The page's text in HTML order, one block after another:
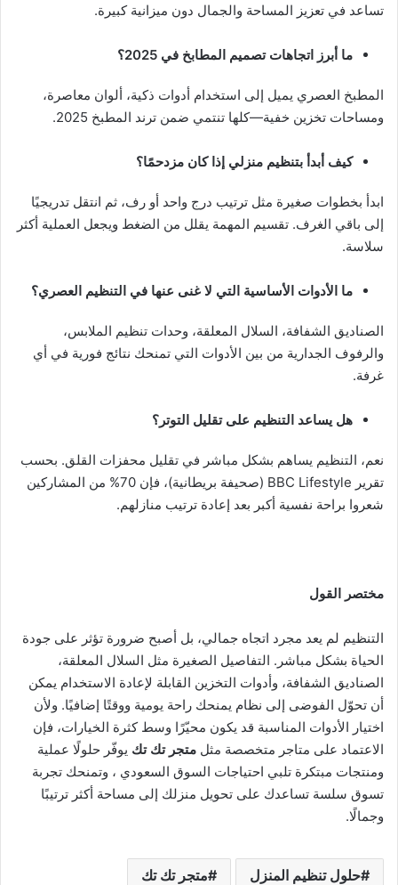
تساعد في تعزيز المساحة والجمال دون ميزانية كبيرة.
ما أبرز اتجاهات تصميم المطابخ في 2025؟
المطبخ العصري يميل إلى استخدام أدوات ذكية، ألوان معاصرة،
ومساحات تخزين خفية—كلها تنتمي ضمن ترند المطبخ 2025.
كيف أبدأ بتنظيم منزلي إذا كان مزدحمًا؟
ابدأ بخطوات صغيرة مثل ترتيب درج واحد أو رف، ثم انتقل تدريجيًا
إلى باقي الغرف. تقسيم المهمة يقلل من الضغط ويجعل العملية أكثر
سلاسة.
ما الأدوات الأساسية التي لا غنى عنها في التنظيم العصري؟
الصناديق الشفافة، السلال المعلقة، وحدات تنظيم الملابس،
والرفوف الجدارية من بين الأدوات التي تمنحك نتائج فورية في أي
غرفة.
هل يساعد التنظيم على تقليل التوتر؟
نعم، التنظيم يساهم بشكل مباشر في تقليل محفزات القلق. بحسب
تقرير BBC Lifestyle (صحيفة بريطانية)، فإن 70% من المشاركين
شعروا براحة نفسية أكبر بعد إعادة ترتيب منازلهم.
مختصر القول
التنظيم لم يعد مجرد اتجاه جمالي، بل أصبح ضرورة تؤثر على جودة
الحياة بشكل مباشر. التفاصيل الصغيرة مثل السلال المعلقة،
الصناديق الشفافة، وأدوات التخزين القابلة لإعادة الاستخدام يمكن
أن تحوّل الفوضى إلى نظام يمنحك راحة يومية ووقتًا إضافيًا. ولأن
اختيار الأدوات المناسبة قد يكون محيّرًا وسط كثرة الخيارات، فإن
الاعتماد على متاجر متخصصة مثل متجر تك تك يوفّر حلولًا عملية
ومنتجات مبتكرة تلبي احتياجات السوق السعودي ، وتمنحك تجربة
تسوق سلسة تساعدك على تحويل منزلك إلى مساحة أكثر ترتيبًا
وجمالًا.
حلول تنظيم المنزل متجر تك تك